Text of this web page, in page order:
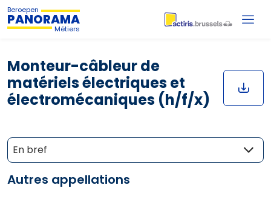
Beroepen
PANORAMA
Métiers
Monteur-câbleur de
matériels électriques et
électromécaniques (h/f/x)
En bref
Autres appellations